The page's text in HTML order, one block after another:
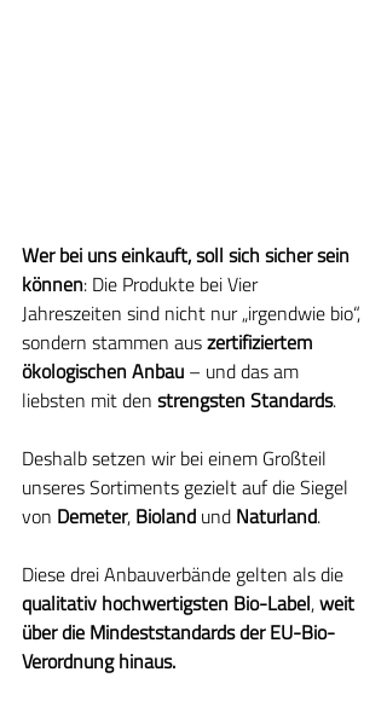
Wer bei uns einkauft, soll sich sicher sein
können: Die Produkte bei Vier
Jahreszeiten sind nicht nur „irgendwie bio“,
sondern stammen aus zertifiziertem
ökologischen Anbau – und das am
liebsten mit den strengsten Standards.
Deshalb setzen wir bei einem Großteil
unseres Sortiments gezielt auf die Siegel
von Demeter, Bioland und Naturland.
Diese drei Anbauverbände gelten als die
qualitativ hochwertigsten Bio-Label, weit
über die Mindeststandards der EU-Bio-
Verordnung hinaus.